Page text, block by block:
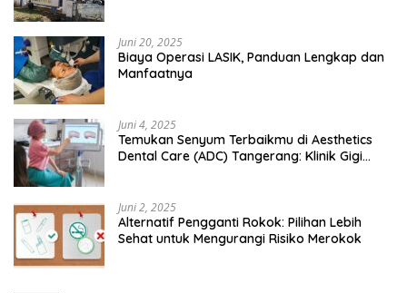
Juni 20, 2025
Biaya Operasi LASIK, Panduan Lengkap dan
Manfaatnya
Juni 4, 2025
Temukan Senyum Terbaikmu di Aesthetics
Dental Care (ADC) Tangerang: Klinik Gigi
Juni 2, 2025
Alternatif Pengganti Rokok: Pilihan Lebih
Sehat untuk Mengurangi Risiko Merokok